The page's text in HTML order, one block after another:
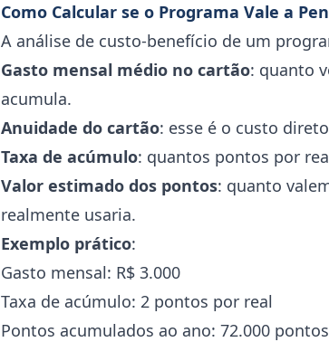
Como Calcular se o Programa Vale a
A análise de custo-benefício de um
Gasto mensal médio no cartão: quanto
acumula.
Anuidade do cartão: esse é o custo
Taxa de acúmulo: quantos pontos por
Valor estimado dos pontos: quanto
realmente usaria.
Exemplo prático:
Gasto mensal: R$ 3.000
Taxa de acúmulo: 2 pontos por real
Pontos acumulados ao ano: 72.000 pontos